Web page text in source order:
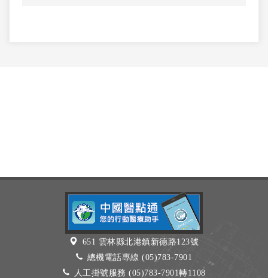
651 雲林縣北港鎮新德路123號
總機電話專線 (05)783-7901
人工掛號服務 (05)783-7901轉1108